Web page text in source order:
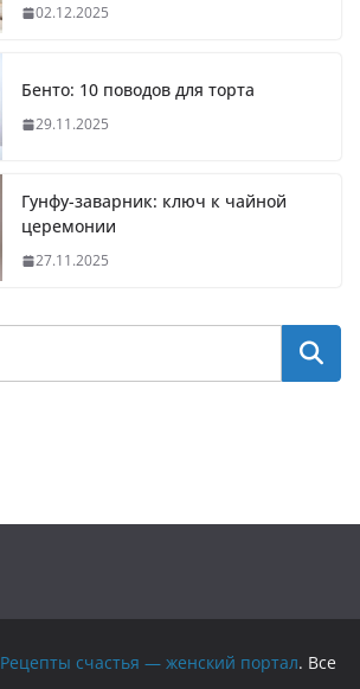
02.12.2025
Бенто: 10 поводов для торта
29.11.2025
Гунфу-заварник: ключ к чайной
церемонии
27.11.2025
Рецепты счастья — женский портал. Все